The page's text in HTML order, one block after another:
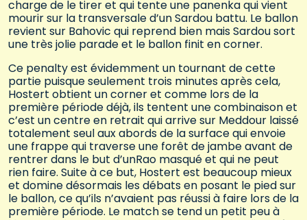
charge de le tirer et qui tente une panenka qui vient
mourir sur la transversale d’un Sardou battu. Le ballon
revient sur Bahovic qui reprend bien mais Sardou sort
une très jolie parade et le ballon finit en corner.
Ce penalty est évidemment un tournant de cette
partie puisque seulement trois minutes après cela,
Hostert obtient un corner et comme lors de la
première période déjà, ils tentent une combinaison et
c’est un centre en retrait qui arrive sur Meddour laissé
totalement seul aux abords de la surface qui envoie
une frappe qui traverse une forêt de jambe avant de
rentrer dans le but d’unRao masqué et qui ne peut
rien faire. Suite à ce but, Hostert est beaucoup mieux
et domine désormais les débats en posant le pied sur
le ballon, ce qu’ils n’avaient pas réussi à faire lors de la
première période. Le match se tend un petit peu à